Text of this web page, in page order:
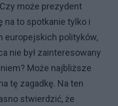
może prezydent
na to spotkanie tylko i
europejskich polityków,
nie był zainteresowany
Może najbliższe
tę zagadkę. Na ten
stwierdzić, że